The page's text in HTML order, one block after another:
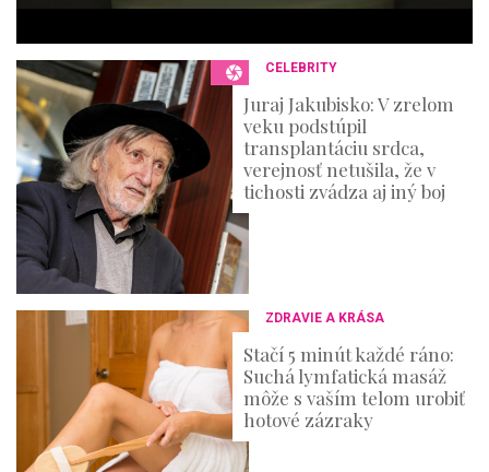
d
s
CELEBRITY
Juraj Jakubisko: V zrelom
veku podstúpil
transplantáciu srdca,
verejnosť netušila, že v
tichosti zvádza aj iný boj
ZDRAVIE A KRÁSA
Stačí 5 minút každé ráno:
Suchá lymfatická masáž
môže s vaším telom urobiť
hotové zázraky